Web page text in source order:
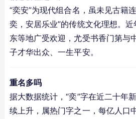
“奕安”为现代组合名，虽未见古籍
奕，安居乐业”的传统文化理想。
东等地广受欢迎，尤受书香门第与
子才华出众、一生平安。
重名多吗
据大数据统计，“奕”字在近二十年
续上升，属热门字之一，每亿人口